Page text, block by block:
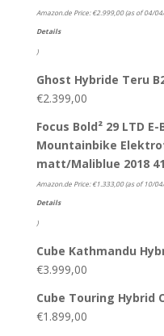
Amazon.de Price:€2.999,00(as of 04/
Details
)
Ghost Hybride Teru
€2.399,00
Focus Bold² 29 LTD
Mountainbike
matt/Maliblue 2018 41
Amazon.de Price:€1.333,00(as of 10/
Details
)
Cube Kathmandu
€3.999,00
Cube Touring Hybrid
€1.899,00